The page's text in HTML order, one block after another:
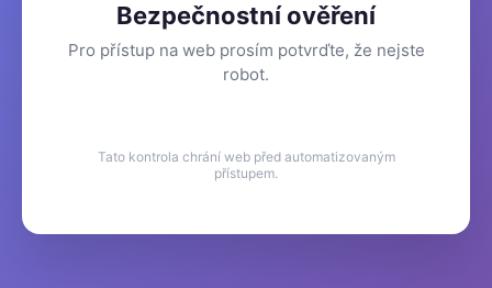
Bezpečnostní ověření
Pro přístup na web prosím potvrďte, že nejste
robot.
Tato kontrola chrání web před automatizovaným
přístupem.